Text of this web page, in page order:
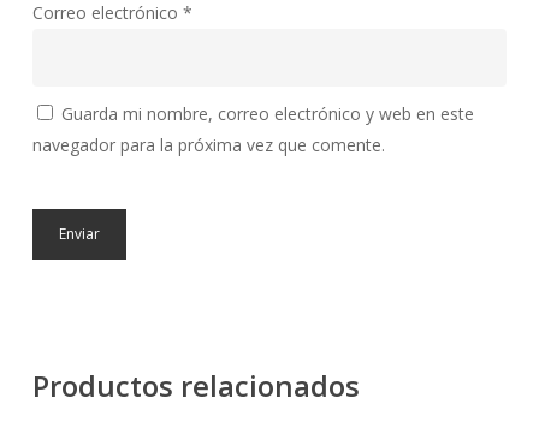
Correo electrónico *
Guarda mi nombre, correo electrónico y web en este
navegador para la próxima vez que comente.
Productos relacionados